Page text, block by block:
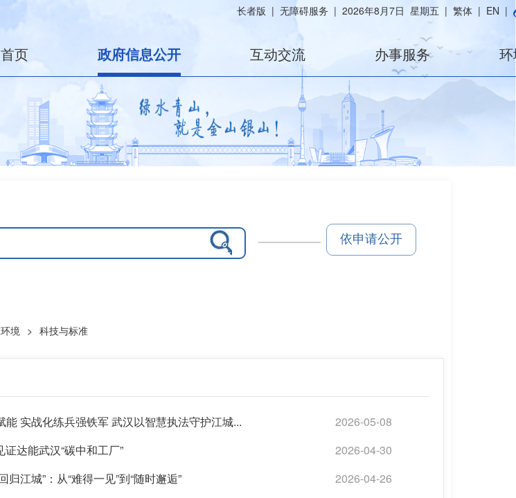
长者版 | 无障碍服务 | 2026年8月7日 星期五 | 繁体 | EN |
首页 政府信息公开 互动交流 办事服务
依申请公开
境 > 科技与标准
能 实战化练兵强铁军 武汉以智慧执法守护江城...
2026-05-08
达能武汉“碳中和工厂”
2026-04-30
归江城”：从“难得一见”到“随时邂逅”
2026-04-26